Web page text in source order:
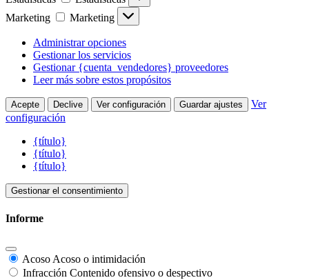
Marketing
Marketing
Administrar opciones
Gestionar los servicios
Gestionar {cuenta_vendedores} proveedores
Leer más sobre estos propósitos
Acepte Declive Ver configuración Guardar ajustes
Ver
configuración
{título}
{título}
{título}
Gestionar el consentimiento
Informe
AcosoAcoso o intimidación
Infracción Contenido ofensivo o despectivo